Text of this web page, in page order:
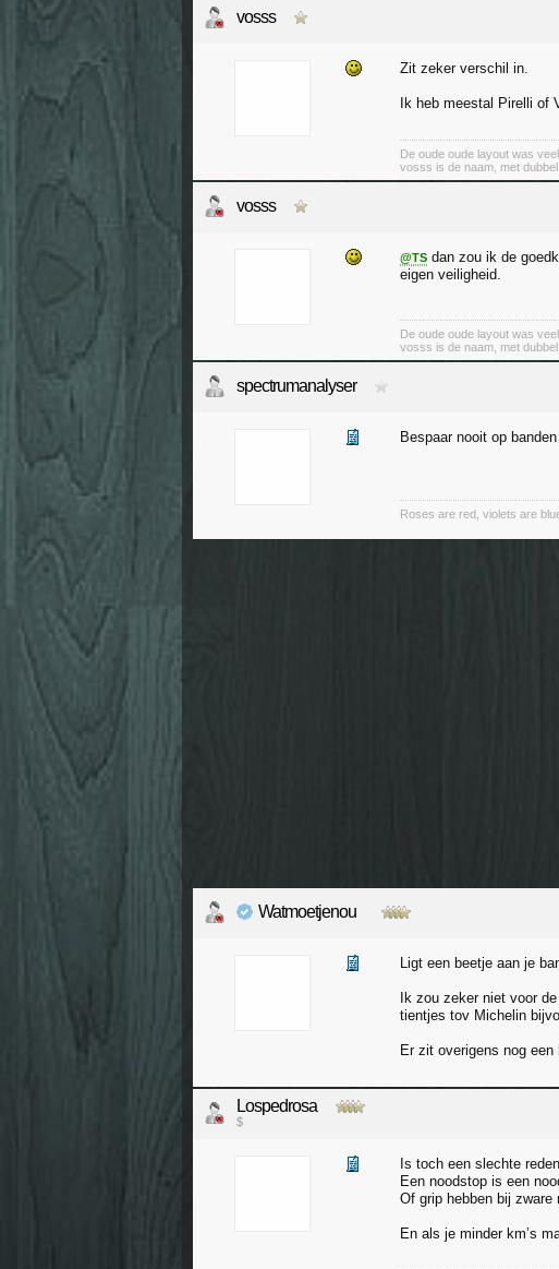
vosss
Zit zeker verschil in.
Ik heb meestal Pirelli of
De oude oude layout was
vosss is de naam, met
vosss
@TS dan zou ik de
eigen veiligheid.
De oude oude layout was
vosss is de naam, met
spectrumanalyser
Bespaar nooit op
Roses are red, violets are
Watmoetjenou
Ligt een beetje aan je
Ik zou zeker niet voor
tientjes tov Michelin
Er zit overigens nog
Lospedrosa
$
Is toch een slechte
Een noodstop is een
Of grip hebben bij zware
En als je minder km’s